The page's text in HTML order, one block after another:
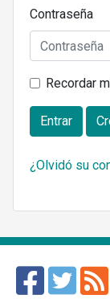
Contraseña
Recordar
Entrar
¿Olvidó su